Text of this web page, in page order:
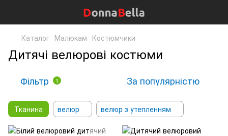
Каталог Малюкам Костюмчики
Дитячі велюрові костюми
Фільтр 1 За популярністю
Тканина велюр велюр з утепленням